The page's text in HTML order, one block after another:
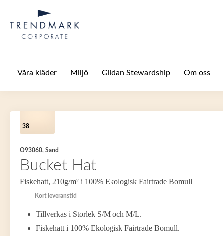
Våra kläder Miljö Gildan Stewardship Om oss
38
O93060, Sand
Bucket Hat
Fiskehatt, 210g/m² i 100% Ekologisk Fairtrade Bomull
Kort leveranstid
Tillverkas i Storlek S/M och M/L.
Fiskehatt i 100% Ekologisk Fairtrade Bomull.